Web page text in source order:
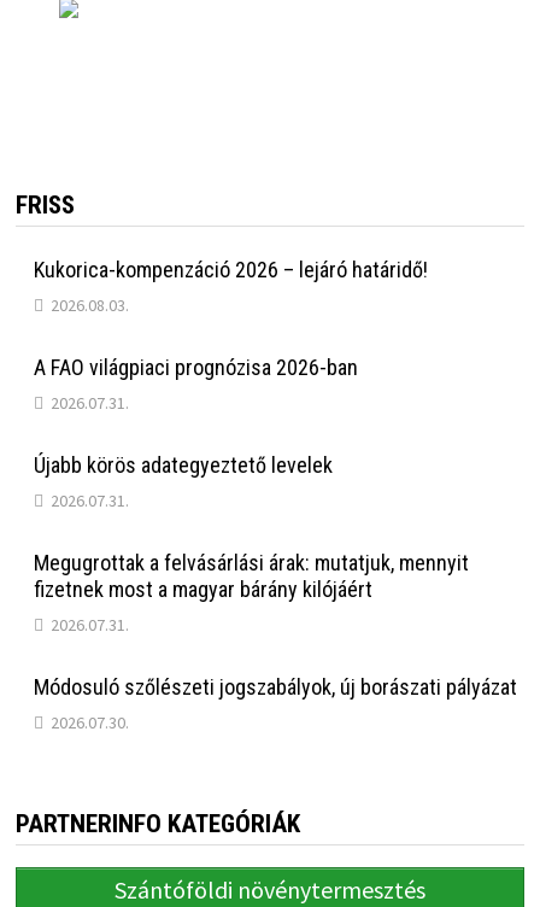
FRISS
Kukorica-kompenzáció 2026 – lejáró határidő!
2026.08.03.
A FAO világpiaci prognózisa 2026-ban
2026.07.31.
Újabb körös adategyeztető levelek
2026.07.31.
Megugrottak a felvásárlási árak: mutatjuk, mennyit
fizetnek most a magyar bárány kilójáért
2026.07.31.
Módosuló szőlészeti jogszabályok, új borászati pályázat
2026.07.30.
PARTNERINFO KATEGÓRIÁK
Szántóföldi növénytermesztés